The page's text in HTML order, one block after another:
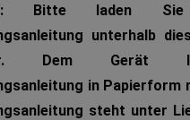
Bitte laden
unterhalb
Dem Gerät
in Papierform
steht unter